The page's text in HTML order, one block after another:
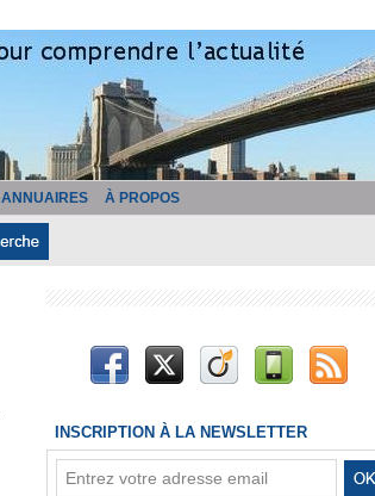
ANNUAIRES À PROPOS
INSCRIPTION À LA NEWSLETTER